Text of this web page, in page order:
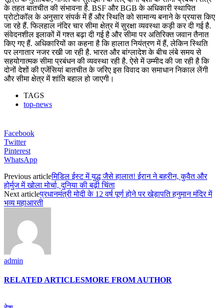
के तहत बातचीत की संभावना है. BSF और BGB के अधिकारी स्थापित
प्रोटोकॉल के अनुसार संपर्क में हैं और स्थिति को सामान्य बनाने के प्रयास किए
जा रहे हैं. फिलहाल नंदिर चार सीमा क्षेत्र में सुरक्षा व्यवस्था कड़ी कर दी गई है.
संवेदनशील इलाकों में गश्त बढ़ा दी गई है और सीमा पर अतिरिक्त जवान तैनात
किए गए हैं. अधिकारियों का कहना है कि हालात नियंत्रण में हैं, लेकिन स्थिति
पर लगातार नजर रखी जा रही है. भारत और बांग्लादेश के बीच लंबे समय से
सहयोगात्मक सीमा प्रबंधन की व्यवस्था रही है. ऐसे में उम्मीद की जा रही है कि
दोनों देशों की एजेंसियां बातचीत के जरिए इस विवाद का समाधान निकाल लेंगी
और सीमा क्षेत्र में शांति बहाल हो जाएगी।
TAGS
top-news
Facebook
Twitter
Pinterest
WhatsApp
Previous articleमिडिल ईस्ट में युद्ध जैसे हालात! ईरान ने बहरीन, कुवैत और
होर्मुज में खोला मोर्चा, दुनिया की बढ़ी चिंता
Next articleप्रधानमंत्री मोदी के 12 वर्ष पूर्ण होने पर खेड़ापति हनुमान मंदिर में
भव्य महाआरती
admin
RELATED ARTICLESMORE FROM AUTHOR